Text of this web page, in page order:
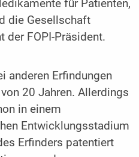
für Patienten,
die Gesellschaft
der FOPI-Präsident.
anderen Erfindungen
20 Jahren. Allerdings
in einem
Entwicklungsstadium
Erfinders patentiert